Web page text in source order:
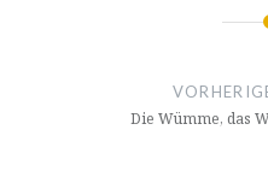
Die Wümme, das